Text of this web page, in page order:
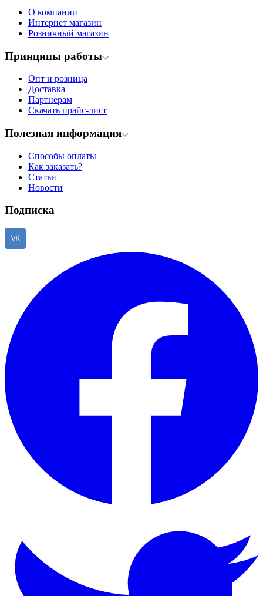
О компании
Интернет магазин
Розничный магазин
Принципы работы
Опт и розница
Доставка
Партнерам
Скачать прайс-лист
Полезная информация
Способы оплаты
Как заказать?
Статьи
Новости
Подписка